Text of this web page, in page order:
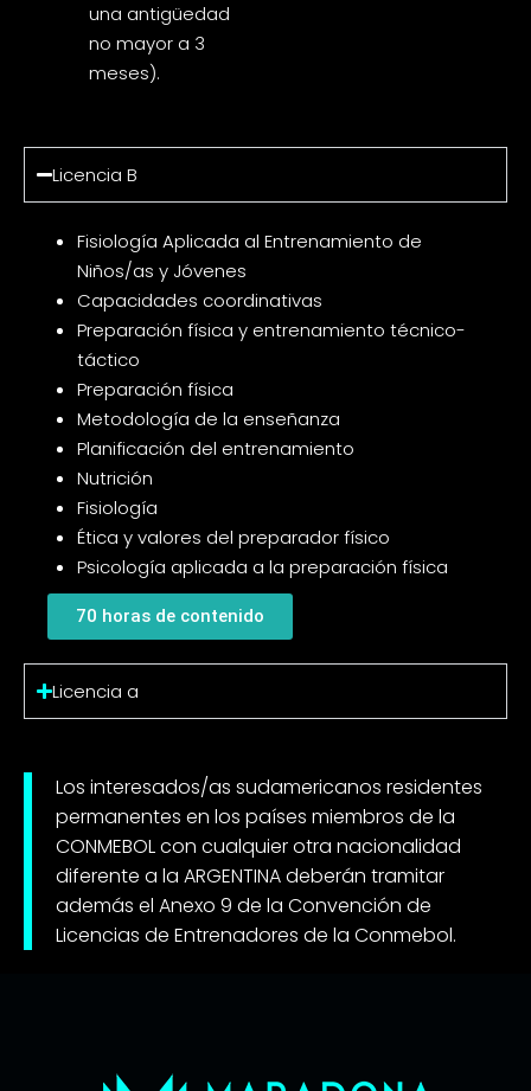
una antigüedad
no mayor a 3
meses).
Licencia B
Fisiología Aplicada al Entrenamiento de
Niños/as y Jóvenes
Capacidades coordinativas
Preparación física y entrenamiento técnico-
táctico
Preparación física
Metodología de la enseñanza
Planificación del entrenamiento
Nutrición
Fisiología
Ética y valores del preparador físico
Psicología aplicada a la preparación física
70 horas de contenido
Licencia a
Los interesados/as sudamericanos residentes
permanentes en los países miembros de la
CONMEBOL con cualquier otra nacionalidad
diferente a la ARGENTINA deberán tramitar
además el Anexo 9 de la Convención de
Licencias de Entrenadores de la Conmebol.